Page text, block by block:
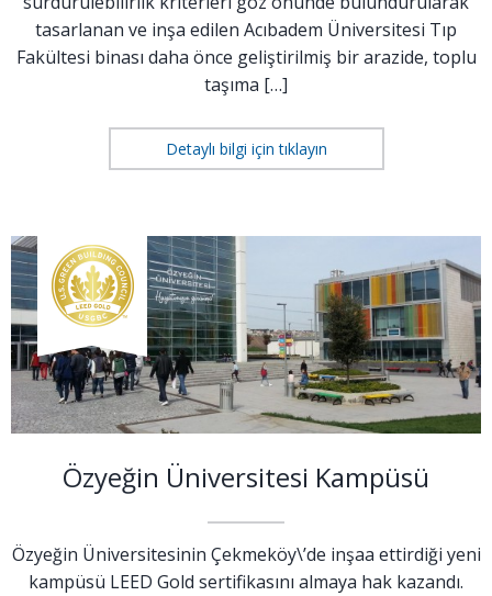
tasarlanan ve inşa edilen Acıbadem Üniversitesi Tıp
Fakültesi binası daha önce geliştirilmiş bir arazide, toplu
taşıma […]
Detaylı bilgi için tıklayın
Özyeğin Üniversitesi Kampüsü
Özyeğin Üniversitesinin Çekmeköy\’de inşaa ettirdiği yeni
kampüsü LEED Gold sertifikasını almaya hak kazandı.